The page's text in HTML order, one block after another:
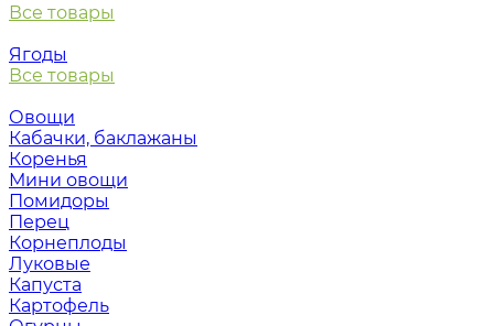
Все товары
Ягоды
Все товары
Овощи
Кабачки, баклажаны
Коренья
Мини овощи
Помидоры
Перец
Корнеплоды
Луковые
Капуста
Картофель